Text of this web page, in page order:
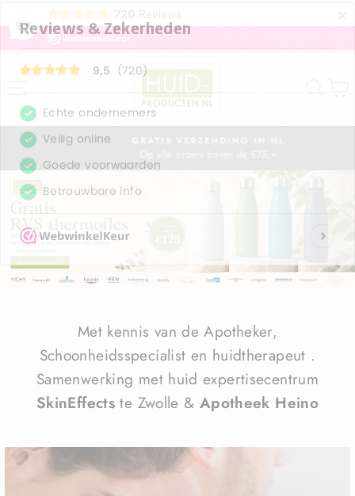
9,5
GRATIS VERZENDING IN NL
Met kennis van de Apotheker,
Schoonheidsspecialist en huidtherapeut .
Samenwerking met huid expertisecentrum
SkinEffects te Zwolle & Apotheek Heino